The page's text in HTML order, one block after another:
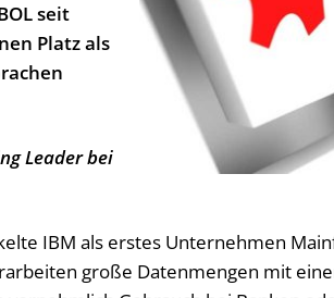
seit
Platz als
Leader bei
IBM als erstes Unternehmen
große Datenmengen mit